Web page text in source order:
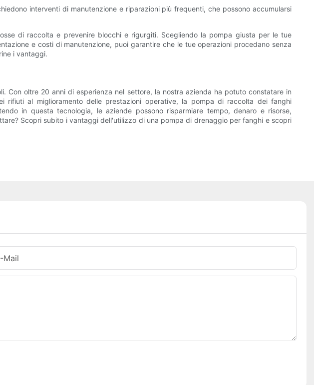
interventi di manutenzione e riparazioni più frequenti, che possono accumularsi
di raccolta e prevenire blocchi e rigurgiti. Scegliendo la pompa giusta per le tue
e costi di manutenzione, puoi garantire che le tue operazioni procedano senza
i vantaggi.
oltre 20 anni di esperienza nel settore, la nostra azienda ha potuto constatare in
rifiuti al miglioramento delle prestazioni operative, la pompa di raccolta dei fanghi
in questa tecnologia, le aziende possono risparmiare tempo, denaro e risorse,
Scopri subito i vantaggi dell'utilizzo di una pompa di drenaggio per fanghi e scopri
Mail